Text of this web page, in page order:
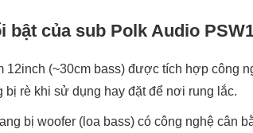
bật của sub Polk Audio
12inch (~30cm bass) được tích hợp công
bị rè khi sử dụng hay đặt để nơi rung lắc.
bị woofer (loa bass) có công nghệ cân